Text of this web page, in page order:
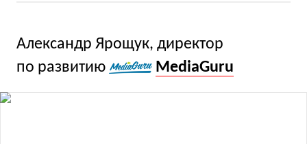
Александр Ярощук, директор
по развитию
MediaGuru